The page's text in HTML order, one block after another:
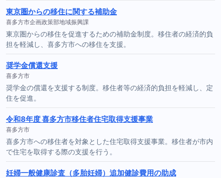
東京圏からの移住に関する補助金
喜多方市企画政策部地域振興課
東京圏からの移住を促進するための補助金制度。移住者の経済的負
担を軽減し、喜多方市への移住を支援。
奨学金償還支援
喜多方市
奨学金の償還を支援する制度。移住者等の経済的負担を軽減し、定
住を促進。
令和8年度 喜多方市移住者住宅取得支援事業
喜多方市
喜多方市への移住者を対象とした住宅取得支援事業。移住者が市内
で住宅を取得する際の支援を行う。
妊婦一般健康診査（多胎妊婦）追加健診費用の助成